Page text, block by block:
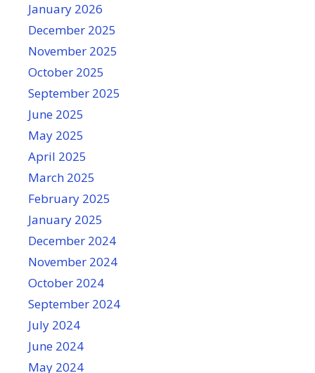
January 2026
December 2025
November 2025
October 2025
September 2025
June 2025
May 2025
April 2025
March 2025
February 2025
January 2025
December 2024
November 2024
October 2024
September 2024
July 2024
June 2024
May 2024